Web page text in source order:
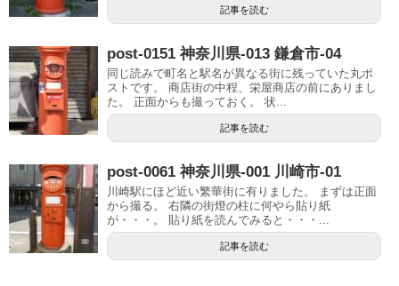
記事を読む
post-0151 神奈川県-013 鎌倉市-04
同じ読みで町名と駅名が異なる街に残っていた丸ポ
ストです。 商店街の中程、栄屋商店の前にありまし
た。 正面からも撮っておく。 状...
記事を読む
post-0061 神奈川県-001 川崎市-01
川崎駅にほど近い繁華街に有りました。 まずは正面
から撮る。 右隣の街燈の柱に何やら貼り紙
が・・・。 貼り紙を読んでみると・・・...
記事を読む